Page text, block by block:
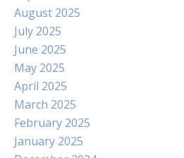
August 2025
July 2025
June 2025
May 2025
April 2025
March 2025
February 2025
January 2025